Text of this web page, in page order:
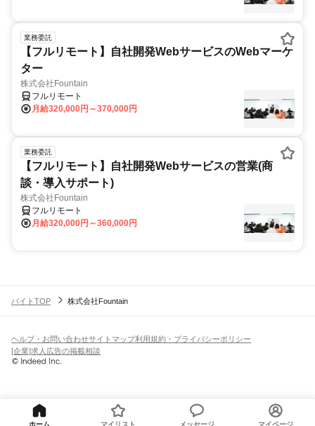
業務委託
【フルリモート】自社開発WebサービスのWebマーケ
ター
株式会社Fountain
月給320,000円～370,000円
フルリモート
業務委託
【フルリモート】自社開発Webサービスの営業(商
談・導入サポート)
株式会社Fountain
月給320,000円～360,000円
フルリモート
バイトTOP 株式会社Fountain
ヘルプ・お問い合わせサイトマップ利用規約・プライバシーポリシー
[企業]求人広告の掲載相談
ホーム マイリスト メッセージ マイページ